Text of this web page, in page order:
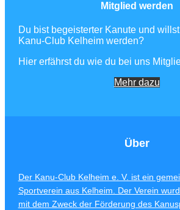
Mitglied werden
Du bist begeisterter Kanute und
Kanu-Club Kelheim werden?
Hier erfährst du wie du bei uns
Mehr dazu
Über
Der Kanu-Club Kelheim e. V. ist ein
Sportverein aus Kelheim. Der Verein
mit dem Zweck der Förderung des